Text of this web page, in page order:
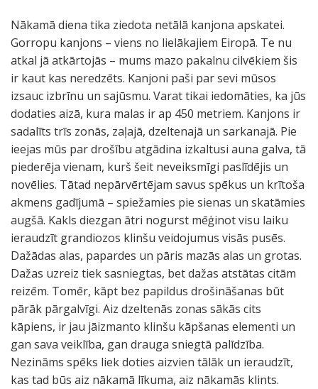
Nākamā diena tika ziedota netālā kanjona apskatei.
Gorropu kanjons – viens no lielākajiem Eiropā. Te nu
atkal jā atkārtojās – mums mazo pakalnu cilvēkiem šis
ir kaut kas neredzēts. Kanjoni paši par sevi mūsos
izsauc izbrīnu un sajūsmu. Varat tikai iedomāties, ka jūs
dodaties aizā, kura malas ir ap 450 metriem. Kanjons ir
sadalīts trīs zonās, zaļajā, dzeltenajā un sarkanajā. Pie
ieejas mūs par drošību atgādina izkaltusi auna galva, tā
piederēja vienam, kurš šeit neveiksmīgi paslīdējis un
novēlies. Tātad nepārvērtējam savus spēkus un krītoša
akmens gadījumā – spiežamies pie sienas un skatāmies
augšā. Kakls diezgan ātri nogurst mēģinot visu laiku
ieraudzīt grandiozos klinšu veidojumus visās pusēs.
Dažādas alas, papardes un pāris mazās alas un grotas.
Dažas uzreiz tiek sasniegtas, bet dažas atstātas citām
reizēm. Tomēr, kāpt bez papildus drošināšanas būt
pārāk pārgalvīgi. Aiz dzeltenās zonas sākās cits
kāpiens, ir jau jāizmanto klinšu kāpšanas elementi un
gan sava veiklība, gan drauga sniegtā palīdzība.
Nezināms spēks liek doties aizvien tālāk un ieraudzīt,
kas tad būs aiz nākamā līkuma, aiz nākamās klints.